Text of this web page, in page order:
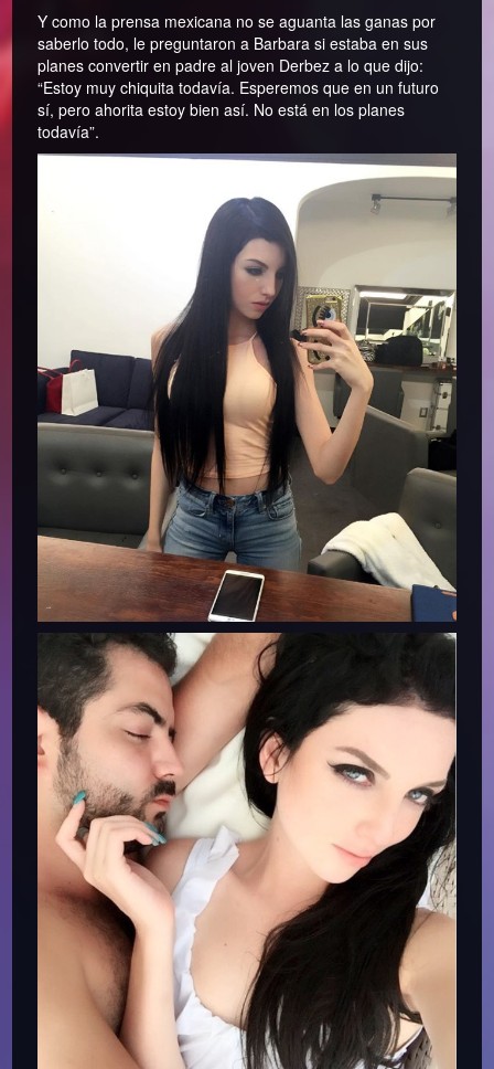
Y como la prensa mexicana no se aguanta las ganas por
saberlo todo, le preguntaron a Barbara si estaba en sus
planes convertir en padre al joven Derbez a lo que dijo:
“Estoy muy chiquita todavía. Esperemos que en un futuro
sí, pero ahorita estoy bien así. No está en los planes
todavía”.